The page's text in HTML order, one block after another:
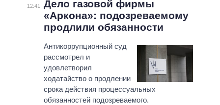
12:41
Дело газовой фирмы
«Аркона»: подозреваемому
продлили обязанности
Антикоррупционный суд
рассмотрел и
удовлетворил
ходатайство о продлении
срока действия процессуальных
обязанностей подозреваемого.